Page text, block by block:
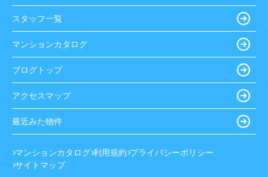
スタッフ一覧
マンションカタログ
ブログトップ
アクセスマップ
最近みた物件
マンションカタログ 利用規約 プライバシーポリシー
サイトマップ